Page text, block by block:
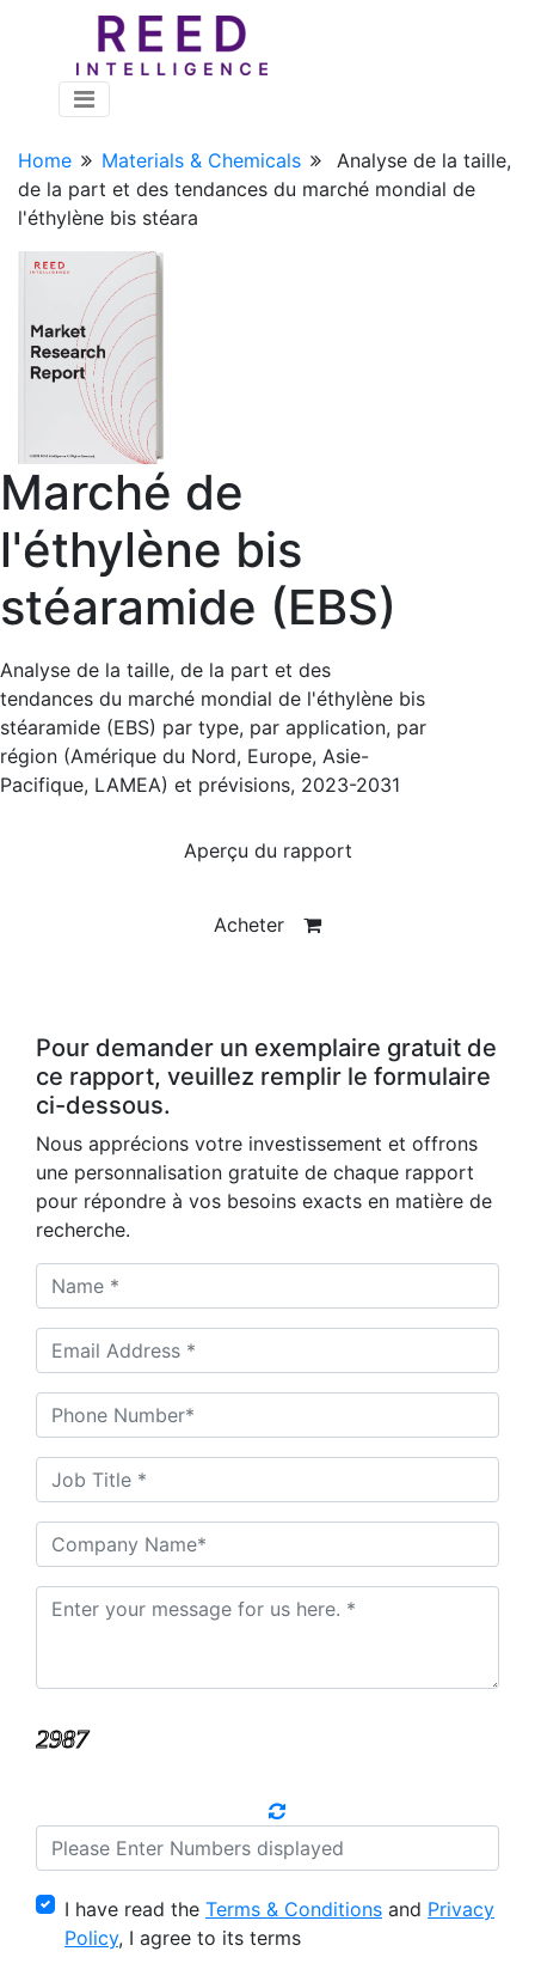
Home Materials & Chemicals
Analyse de la taille,
de la part et des tendances du marché mondial de
l'éthylène bis stéara
Marché de
l'éthylène bis
stéaramide (EBS)
Analyse de la taille, de la part et des
tendances du marché mondial de l'éthylène bis
stéaramide (EBS) par type, par application, par
région (Amérique du Nord, Europe, Asie-
Pacifique, LAMEA) et prévisions, 2023-2031
Aperçu du rapport
Acheter
Pour demander un exemplaire gratuit de
ce rapport, veuillez remplir le formulaire
ci-dessous.
Nous apprécions votre investissement et offrons
une personnalisation gratuite de chaque rapport
pour répondre à vos besoins exacts en matière de
recherche.
I have read the Terms & Conditions and Privacy
Policy, I agree to its terms